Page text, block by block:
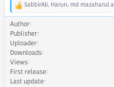
R
e
a
c
t
i
o
n
s
SabbirAli, Harun, md mazaharul
Author
Publisher
Uploader
Downloads
Views
First release
Last update